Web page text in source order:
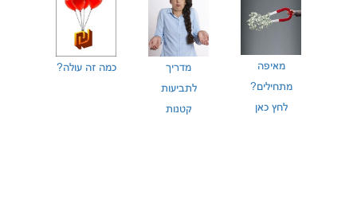
מאיפה
מתחילים?
לחץ כאן
מדריך
לתביעות
קטנות
כמה זה עולה?